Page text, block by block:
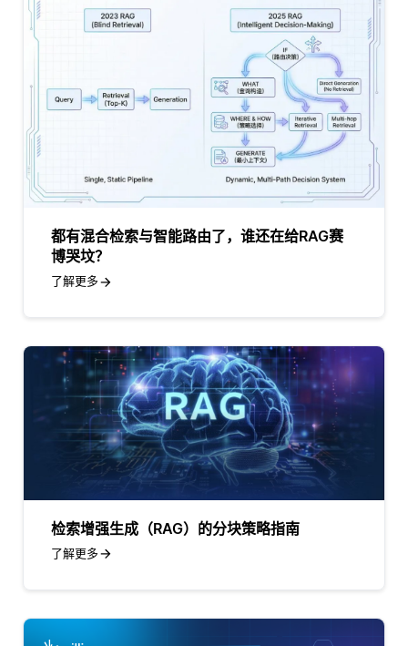
都有混合检索与智能路由了，谁还在给RAG赛
博哭坟？
了解更多
检索增强生成（RAG）的分块策略指南
了解更多